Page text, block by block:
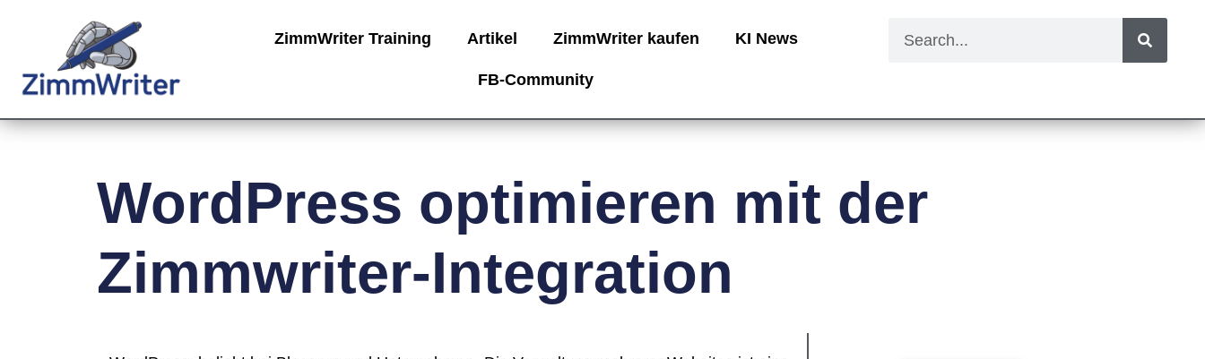
ZimmWriter Training Artikel ZimmWriter kaufen KI News
FB-Community
WordPress optimieren mit der
Zimmwriter-Integration